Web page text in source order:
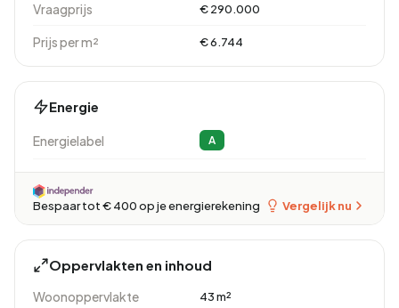
Vraagprijs € 290.000
Prijs per m² € 6.744
Energie
Energielabel A
Bespaar tot € 400 op je energierekening Vergelijk nu
Oppervlakten en inhoud
Woonoppervlakte 43 m²